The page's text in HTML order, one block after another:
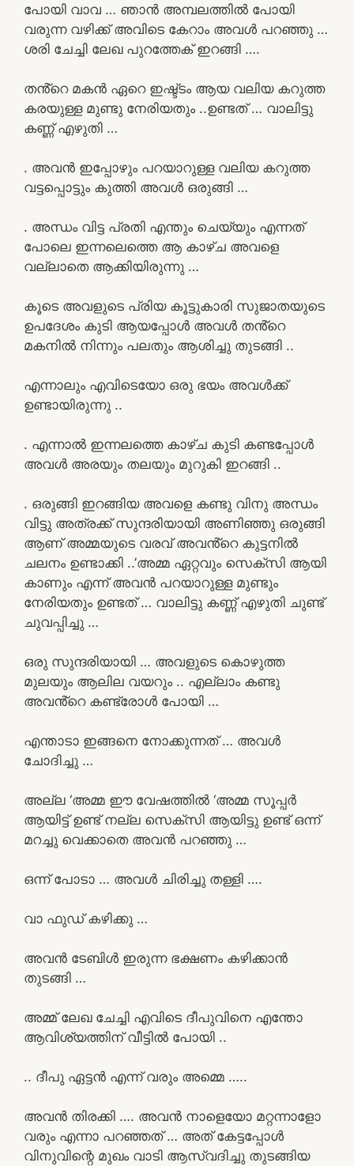
പോയി വാവ … ഞാൻ അമ്പലത്തിൽ പോയി
വരുന്ന വഴിക്ക് അവിടെ കേറാം അവൾ പറഞ്ഞു …
ശരി ചേച്ചി ലേഖ പുറത്തേക് ഇറങ്ങി ….
തൻ്റെ മകൻ ഏറെ ഇഷ്ട്ടം ആയ വലിയ കറുത്ത
കരയുള്ള മുണ്ടു നേരിയതും ..ഉണ്ടത് … വാലിട്ടു
കണ്ണ് എഴുതി …
. അവൻ ഇപ്പോഴും പറയാറുള്ള വലിയ കറുത്ത
വട്ടപ്പൊട്ടും കുത്തി അവൾ ഒരുങ്ങി …
. അന്ധം വിട്ട പ്രതി എന്തും ചെയ്യും എന്നത്
പോലെ ഇന്നലെത്തെ ആ കാഴ്ച അവളെ
വല്ലാതെ ആക്കിയിരുന്നു …
കൂടെ അവളുടെ പ്രിയ കൂട്ടുകാരി സുജാതയുടെ
ഉപദേശം കുടി ആയപ്പോൾ അവൾ തൻ്റെ
മകനിൽ നിന്നും പലതും ആശിച്ചു തുടങ്ങി ..
എന്നാലും എവിടെയോ ഒരു ഭയം അവൾക്ക്
ഉണ്ടായിരുന്നു ..
. എന്നാൽ ഇന്നലത്തെ കാഴ്ച കുടി കണ്ടപ്പോൾ
അവൾ അരയും തലയും മുറുകി ഇറങ്ങി ..
. ഒരുങ്ങി ഇറങ്ങിയ അവളെ കണ്ടു വിനു അന്ധം
വിട്ടു അത്രക്ക് സുന്ദരിയായി അണിഞ്ഞു ഒരുങ്ങി
ആണ് അമ്മയുടെ വരവ് അവൻ്റെ കുട്ടനിൽ
ചലനം ഉണ്ടാക്കി ..’അമ്മ ഏറ്റവും സെക്സി ആയി
കാണും എന്ന് അവൻ പറയാറുള്ള മുണ്ടും
നേരിയതും ഉണ്ടത് … വാലിട്ടു കണ്ണ് എഴുതി ചുണ്ട്
ചുവപ്പിച്ചു …
ഒരു സുന്ദരിയായി … അവളുടെ കൊഴുത്ത
മുലയും ആലില വയറും .. എല്ലാം കണ്ടു
അവൻ്റെ കണ്ട്രോൾ പോയി …
എന്താടാ ഇങ്ങനെ നോക്കുന്നത് … അവൾ
ചോദിച്ചു …
അല്ല ‘അമ്മ ഈ വേഷത്തിൽ ‘അമ്മ സൂപ്പർ
ആയിട്ട് ഉണ്ട് നല്ല സെക്സി ആയിട്ടു ഉണ്ട് ഒന്ന്
മറച്ചു വെക്കാതെ അവൻ പറഞ്ഞു …
ഒന്ന് പോടാ … അവൾ ചിരിച്ചു തള്ളി ….
വാ ഫുഡ് കഴിക്കു …
അവൻ ടേബിൾ ഇരുന്ന ഭക്ഷണം കഴിക്കാൻ
തുടങ്ങി …
അമ്മ് ലേഖ ചേച്ചി എവിടെ ദീപുവിനെ എന്തോ
ആവിശ്യത്തിന് വീട്ടിൽ പോയി ..
.. ദീപു ഏട്ടൻ എന്ന് വരും അമ്മെ …..
അവൻ തിരക്കി …. അവൻ നാളെയോ മറ്റന്നാളോ
വരും എന്നാ പറഞ്ഞത് … അത് കേട്ടപ്പോൾ
വിനുവിന്റെ മുഖം വാടി ആസ്വദിച്ചു തുടങ്ങിയ